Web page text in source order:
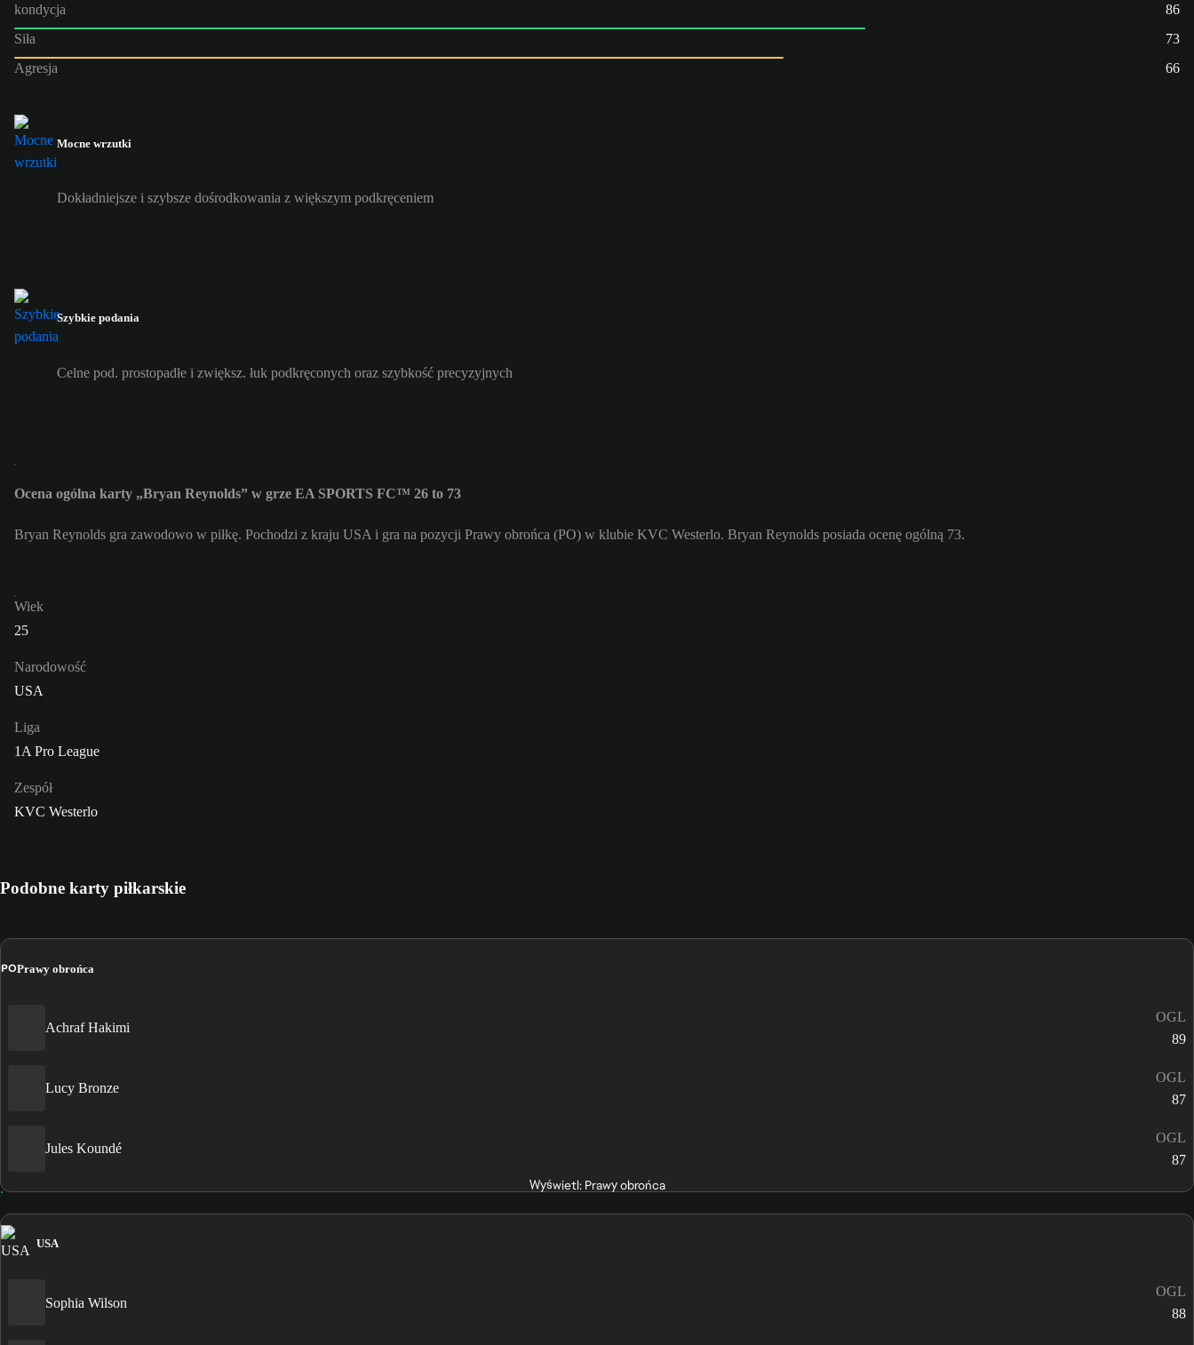
kondycja
86
Siła
73
Agresja
66
Mocne wrzutki
Dokładniejsze i szybsze dośrodkowania z większym podkręceniem
Szybkie podania
Celne pod. prostopadłe i zwiększ. łuk podkręconych oraz szybkość precyzyjnych
Ocena ogólna karty „Bryan Reynolds” w grze EA SPORTS FC™ 26 to 73
Bryan Reynolds gra zawodowo w piłkę. Pochodzi z kraju USA i gra na pozycji Prawy obrońca (PO) w klubie KVC Westerlo. Bryan Reynolds posiada ocenę ogólną 73.
Wiek
25
Narodowość
USA
Liga
1A Pro League
Zespół
KVC Westerlo
Podobne karty piłkarskie
POPrawy obrońca
Achraf Hakimi
OGL
89
Lucy Bronze
OGL
87
Jules Koundé
OGL
87
Wyświetl: Prawy obrońca
USA
Sophia Wilson
OGL
88